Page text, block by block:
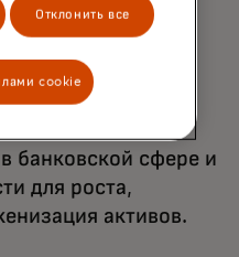
ожиданиям от
банковской сфере и
для роста,
активов.
Отклонить все
cookie